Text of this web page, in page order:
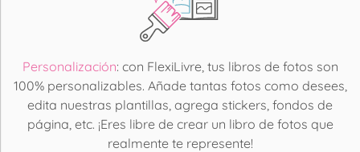
Personalización: con FlexiLivre, tus libros de fotos son
100% personalizables. Añade tantas fotos como desees,
edita nuestras plantillas, agrega stickers, fondos de
página, etc. ¡Eres libre de crear un libro de fotos que
realmente te represente!